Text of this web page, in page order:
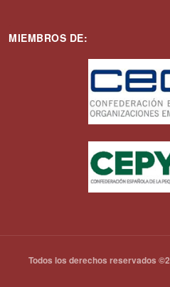
MIEMBROS DE:
Todos los derechos reservados